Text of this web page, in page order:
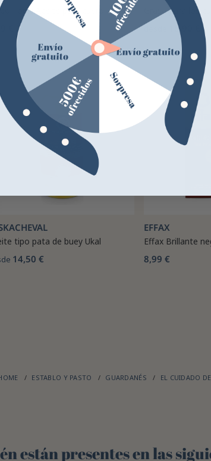
Tonic Aceite para cuero
€
Grasa para los
desde 18,90 €
tipo pata de buey Ukal
14,50 €
EFFAX
Effax Brillante
8,99 €
ESTABLO Y PASTO GUARDANÉS EL CUIDADO
están presentes en las